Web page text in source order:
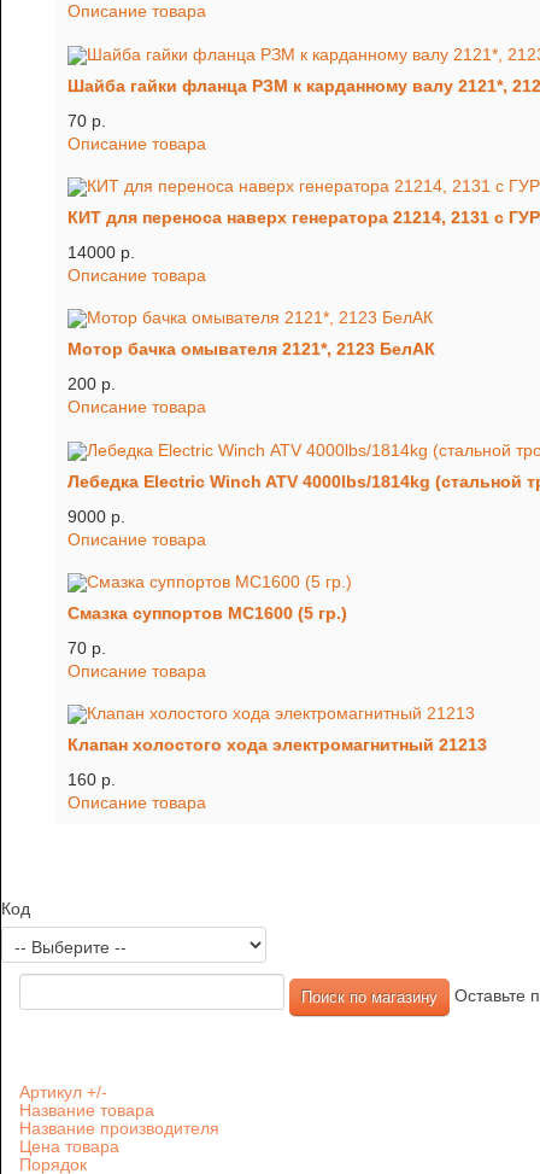
Описание товара
Шайба гайки фланца РЗМ к карданному валу 2121*,
70 p.
Описание товара
КИТ для переноса наверх генератора 21214, 2131 с ГУР
14000 p.
Описание товара
Мотор бачка омывателя 2121*, 2123 БелАК
200 p.
Описание товара
Лебедка Electric Winch ATV 4000lbs/1814kg (стальной
9000 p.
Описание товара
Смазка суппортов МС1600 (5 гр.)
70 p.
Описание товара
Клапан холостого хода электромагнитный 21213
160 p.
Описание товара
Код
Оставьте
Артикул +/-
Название товара
Название производителя
Цена товара
Порядок